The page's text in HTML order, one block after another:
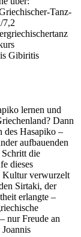
lernen und
Dann
des Hasapiko –
aufbauenden
die
dieses
Kultur verwurzelt
Sirtaki, der
erlangte –
nur Freude an